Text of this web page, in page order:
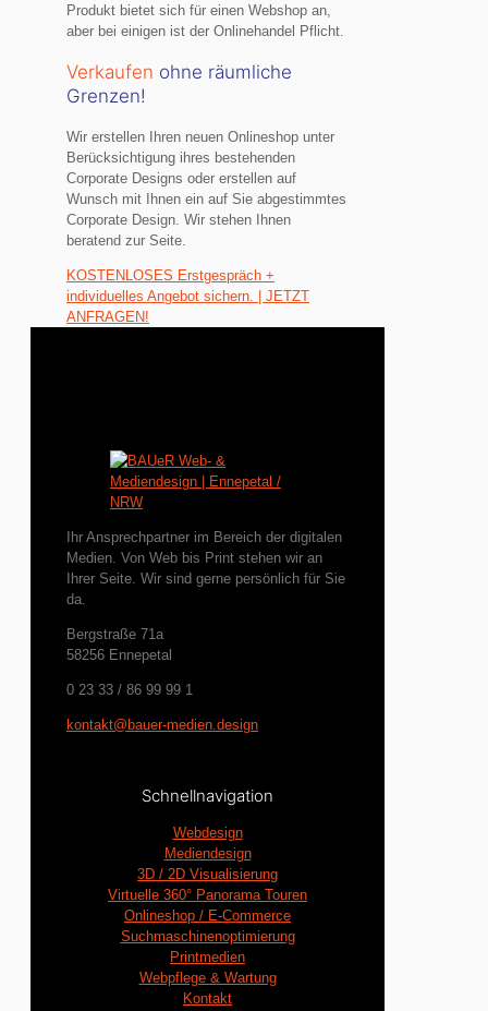
Produkt bietet sich für einen Webshop an,
aber bei einigen ist der Onlinehandel Pflicht.
Verkaufen ohne räumliche
Grenzen!
Wir erstellen Ihren neuen Onlineshop unter
Berücksichtigung ihres bestehenden
Corporate Designs oder erstellen auf
Wunsch mit Ihnen ein auf Sie abgestimmtes
Corporate Design. Wir stehen Ihnen
beratend zur Seite.
KOSTENLOSES Erstgespräch +
individuelles Angebot sichern. | JETZT
ANFRAGEN!
Ihr Ansprechpartner im Bereich der digitalen
Medien. Von Web bis Print stehen wir an
Ihrer Seite. Wir sind gerne persönlich für Sie
da.
Bergstraße 71a
58256 Ennepetal
0 23 33 / 86 99 99 1
kontakt@bauer-medien.design
Schnellnavigation
Webdesign
Mediendesign
3D / 2D Visualisierung
Virtuelle 360° Panorama Touren
Onlineshop / E-Commerce
Suchmaschinenoptimierung
Printmedien
Webpflege & Wartung
Kontakt